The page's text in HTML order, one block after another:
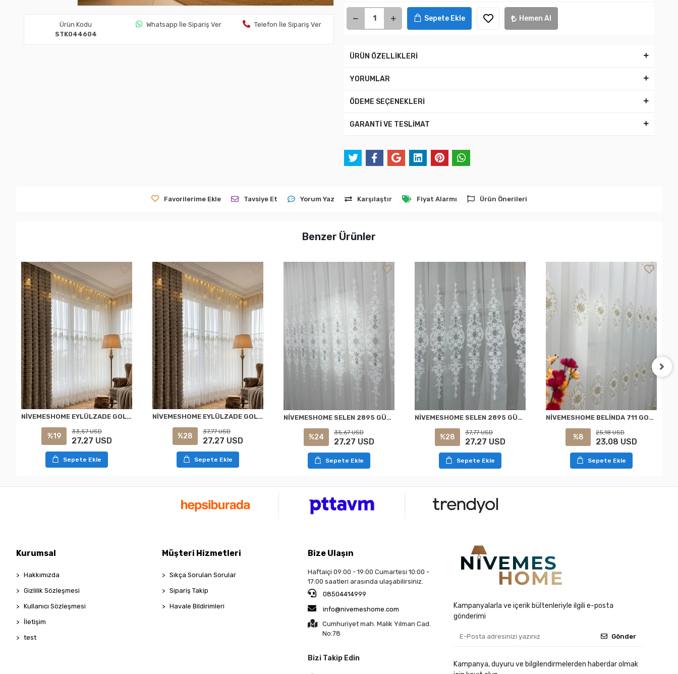
Ürün Kodu
STK044604
Whatsapp İle Sipariş Ver Telefon İle Sipariş Ver
Sepete Ekle Hemen Al
ÜRÜN ÖZELLİKLERİ
YORUMLAR
ÖDEME SEÇENEKLERİ
GARANTİ VE TESLİMAT
Favorilerime Ekle Tavsiye Et Yorum Yaz Karşılaştır Fiyat Alarmı Ürün Önerileri
Benzer Ürünler
NİVEMESHOME EYLÜLZADE GOLD DETAY 1/2,5 PİLELİ TÜL PERDE APM
%19
33,57 USD
27,27 USD
Sepete Ekle
NİVEMESHOME EYLÜLZADE GOLD DETAY 1/3 PİLELİ TÜL PERDE APM
%28
37,77 USD
27,27 USD
Sepete Ekle
NİVEMESHOME SELEN 2895 GÜMÜŞ 1/2,5 PİLELİ TÜL PERDE APM
%24
35,67 USD
27,27 USD
Sepete Ekle
NİVEMESHOME SELEN 2895 GÜMÜŞ 1/3 PİLELİ TÜL PERDE APM
%28
37,77 USD
27,27 USD
Sepete Ekle
NİVEMESHOME BELİNDA 711 GOLD 1/2,5 PİLELİ TÜL PERDE APM
%8
25,18 USD
23,08 USD
Sepete Ekle
Kurumsal
Hakkımızda
Gizlilik Sözleşmesi
Kullanıcı Sözleşmesi
İletişim
test
Müşteri Hizmetleri
Sıkça Sorulan Sorular
Sipariş Takip
Havale Bildirimleri
Bize Ulaşın
Haftaiçi 09:00 - 19:00 Cumartesi 10:00 -
17:00 saatleri arasında ulaşabilirsiniz.
08504414999
info@nivemeshome.com
Cumhuriyet mah. Malik Yılman Cad.
No:78
Bizi Takip Edin
Kampanyalarla ve içerik bültenleriyle ilgili e-posta
gönderimi
Gönder
Kampanya, duyuru ve bilgilendirmelerden haberdar olmak